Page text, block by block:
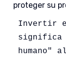
proteger su
Invertir
significa
humano"